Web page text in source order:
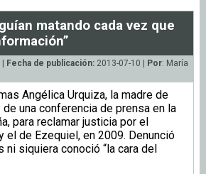
matando cada vez que
Fecha de publicación: 2013-07-10 | Por: María
Angélica Urquiza, la madre de
de una conferencia de prensa en la
para reclamar justicia por el
el de Ezequiel, en 2009. Denunció
siquiera conoció “la cara del